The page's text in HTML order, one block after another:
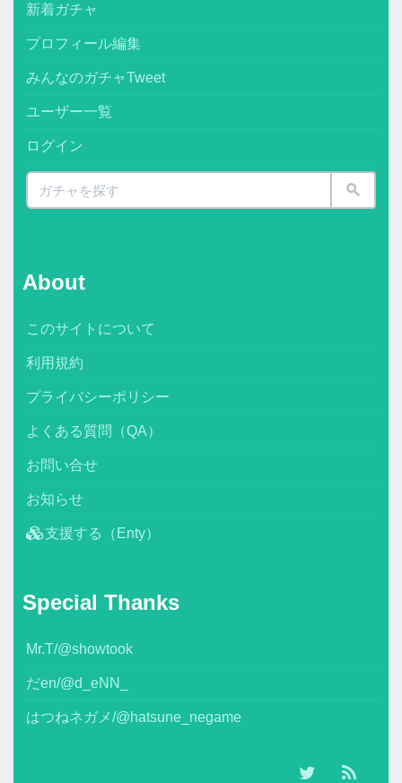
新着ガチャ
プロフィール編集
みんなのガチャTweet
ユーザー一覧
ログイン
About
このサイトについて
利用規約
プライバシーポリシー
よくある質問（QA）
お問い合せ
お知らせ
支援する（Enty）
Special Thanks
Mr.T/@showtook
だen/@d_eNN_
はつねネガメ/@hatsune_negame